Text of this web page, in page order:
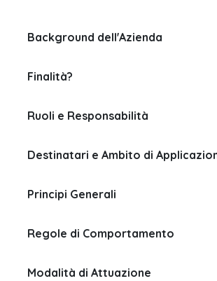
Background dell'Azienda
Finalità?
Ruoli e Responsabilità
Destinatari e Ambito di
Principi Generali
Regole di Comportamento
Modalità di Attuazione